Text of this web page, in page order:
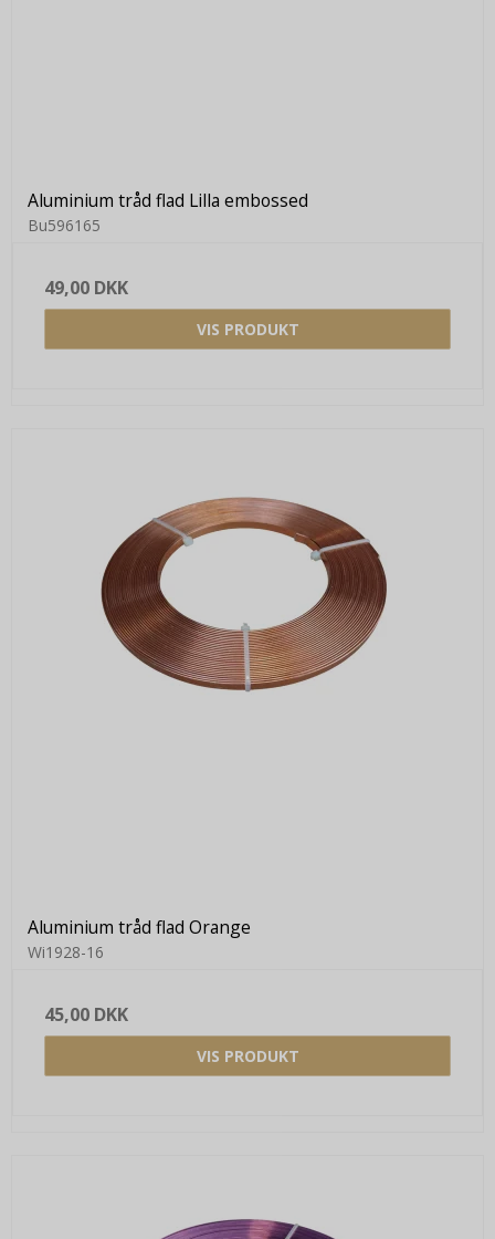
Aluminium tråd flad Lilla embossed
Bu596165
49,00 DKK
VIS PRODUKT
Aluminium tråd flad Orange
Wi1928-16
45,00 DKK
VIS PRODUKT